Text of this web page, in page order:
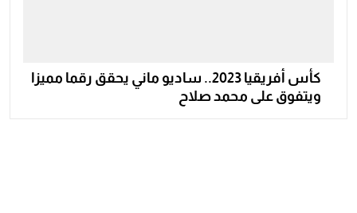
كأس أفريقيا 2023.. ساديو ماني يحقق رقما مميزا
ويتفوق على محمد صلاح